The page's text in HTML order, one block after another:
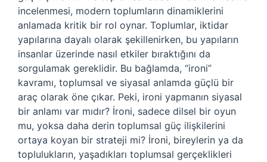
incelenmesi, modern toplumların dinamiklerini
anlamada kritik bir rol oynar. Toplumlar, iktidar
yapılarına dayalı olarak şekillenirken, bu yapıların
insanlar üzerinde nasıl etkiler bıraktığını da
sorgulamak gereklidir. Bu bağlamda, “ironi”
kavramı, toplumsal ve siyasal anlamda güçlü bir
araç olarak öne çıkar. Peki, ironi yapmanın siyasal
bir anlamı var mıdır? İroni, sadece dilsel bir oyun
mu, yoksa daha derin toplumsal güç ilişkilerini
ortaya koyan bir strateji mi? İroni, bireylerin ya da
toplulukların, yaşadıkları toplumsal gerçeklikleri